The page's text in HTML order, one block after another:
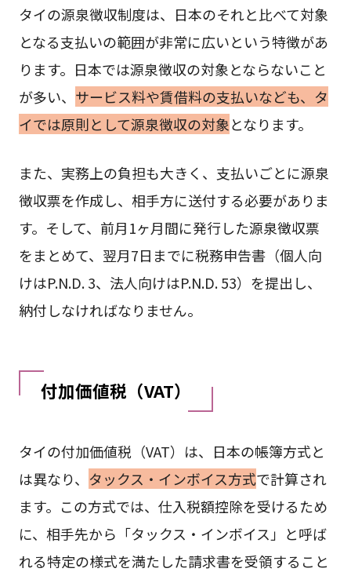
タイの源泉徴収制度は、日本のそれと比べて対象
となる支払いの範囲が非常に広いという特徴があ
ります。日本では源泉徴収の対象とならないこと
が多い、 サービス料や賃借料の支払いなども、タ
イでは原則として源泉徴収の対象となります。
また、実務上の負担も大きく、支払いごとに源泉
徴収票を作成し、相手方に送付する必要がありま
す。そして、前月1ヶ月間に発行した源泉徴収票
をまとめて、翌月7日までに税務申告書（個人向
けはP.N.D. 3、法人向けはP.N.D. 53）を提出し、
納付しなければなりません。
付加価値税（VAT）
タイの付加価値税（VAT）は、日本の帳簿方式と
は異なり、 タックス・インボイス方式で計算され
ます。この方式では、仕入税額控除を受けるため
に、相手先から「タックス・インボイス」と呼ば
れる特定の様式を満たした請求書を受領すること